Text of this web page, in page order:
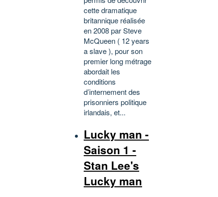
cette dramatique
britannique réalisée
en 2008 par Steve
McQueen ( 12 years
a slave ), pour son
premier long métrage
abordait les
conditions
d’internement des
prisonniers politique
irlandais, et...
Lucky man -
Saison 1 -
Stan Lee's
Lucky man